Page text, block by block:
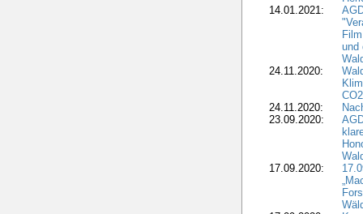
14.01.2021:
und
24.11.2020:
24.11.2020:
23.09.2020:
17.09.2020: